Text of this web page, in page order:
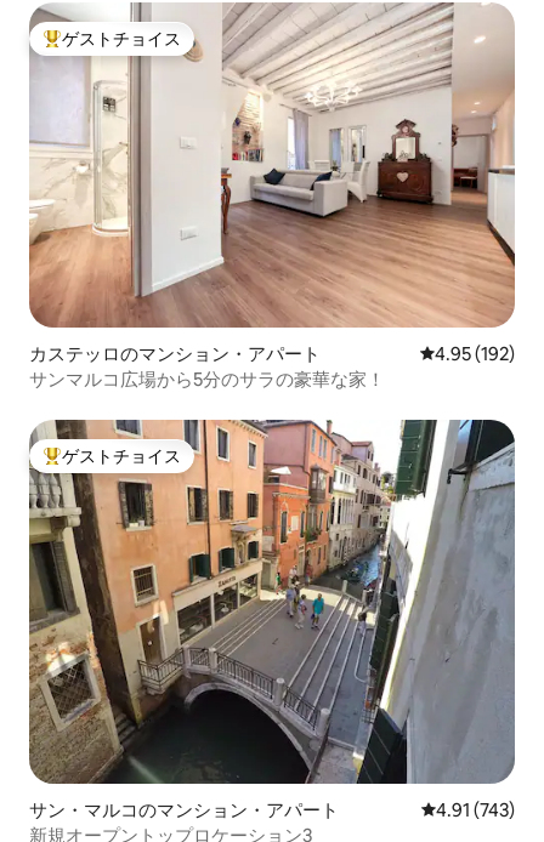
レットの傑作を含む大切な宝物が収めら
れている壮大なマドンナ・デッラルト・
ゴシック教会の隣にあります。 リアルト
橋から15分です。 マルコ・ポーロ空港か
らでも、駅からでも、公共交通機関での
アクセスはとても簡単で快適です。最寄
りの水上バス停とアパートの間には荷物
を持って渡る橋はありません。 1日1人に
つき4ユーロ（10歳までの子供を除く10歳
から16歳の子供は2ユーロ）の市滞在税が
最大5日間かかります。
大好評のゲストチョイスです。
ゲストチョイス
カステッロのマンション・アパート レビュー192
4.95 (192)
サンマルコ広場から5分のサラの豪華な家！
大好評のゲストチョイスです。
ゲストチョイス
サン・マルコのマンション・アパート レビュー743
4.91 (743)
新規オープントップロケーション3